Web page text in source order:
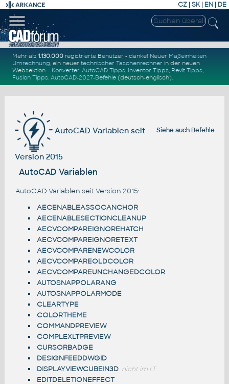
CZ | SK| EN | DE
Mehr als1.130.000 registrierte Benutzer - danke! Neuer Maßeinheiten
Umrechnung, ein neuertechnischer Taschenrechner in der neuen
Websektion – Konverter.AutoCAD Tipps, Inventor Tipps, Revit Tipps,
Fusion Tipps.AutoCAD-2027-Befehle (deutsch-englisch).
Siehe auchBefehle
AutoCAD Variablen seit
Version 2015
AutoCAD Variablen
AutoCAD Variablen seit Version 2015:
AECENABLEASSOCANCHOR
AECENABLESECTIONCLEANUP
AECVCOMPAREIGNOREHATCH
AECVCOMPAREIGNORETEXT
AECVCOMPARENEWCOLOR
AECVCOMPAREOLDCOLOR
AECVCOMPAREUNCHANGEDCOLOR
AUTOSNAPPOLARANG
AUTOSNAPPOLARMODE
CLEARTYPE
COLORTHEME
COMMANDPREVIEW
COMPLEXLTPREVIEW
CURSORBADGE
DESIGNFEEDDWGID
DISPLAYVIEWCUBEIN3D nicht im LT
EDITDELETIONEFFECT